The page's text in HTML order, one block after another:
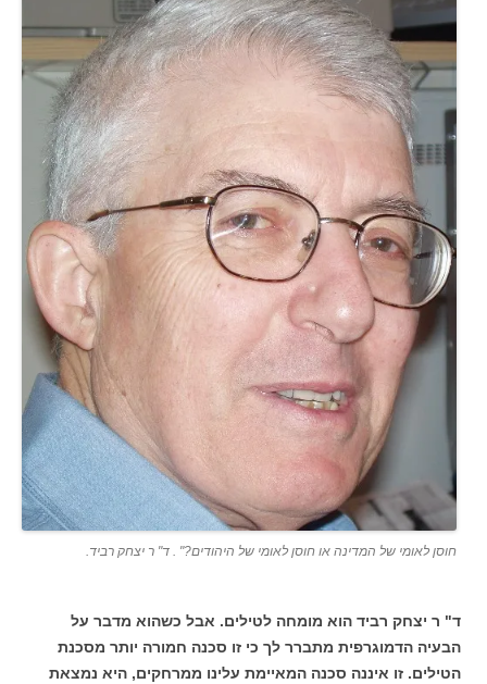
חוסן לאומי של המדינה או חוסן לאומי של היהודים?" . ד" ר יצחק רביד.
ד" ר יצחק רביד הוא מומחה לטילים. אבל כשהוא מדבר על
הבעיה הדמוגרפית מתברר לך כי זו סכנה חמורה יותר מסכנת
הטילים. זו איננה סכנה המאיימת עלינו ממרחקים, היא נמצאת